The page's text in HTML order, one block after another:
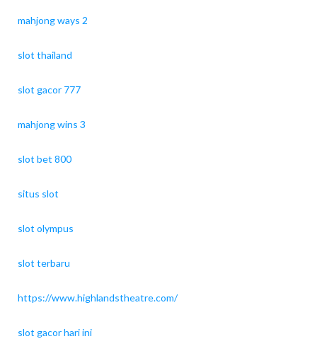
mahjong ways 2
slot thailand
slot gacor 777
mahjong wins 3
slot bet 800
situs slot
slot olympus
slot terbaru
https://www.highlandstheatre.com/
slot gacor hari ini